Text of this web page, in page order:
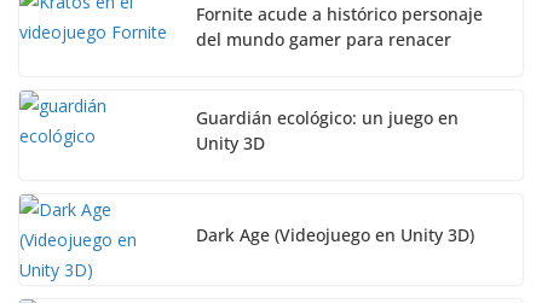
Fornite acude a histórico personaje
del mundo gamer para renacer
Guardián ecológico: un juego en
Unity 3D
Dark Age (Videojuego en Unity 3D)